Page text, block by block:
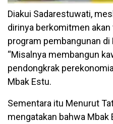
Diakui Sadarestuwati,
dirinya berkomitmen
program pembangunan di
“Misalnya membangun
pendongkrak
Mbak Estu.
Sementara itu Menurut
mengatakan bahwa Mbak